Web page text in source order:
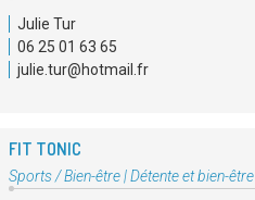
:
Julie Tur
06 25 01 63 65
julie.tur@hotmail.fr
FIT TONIC
Type
Sports / Bien-être|Détente et bien-être